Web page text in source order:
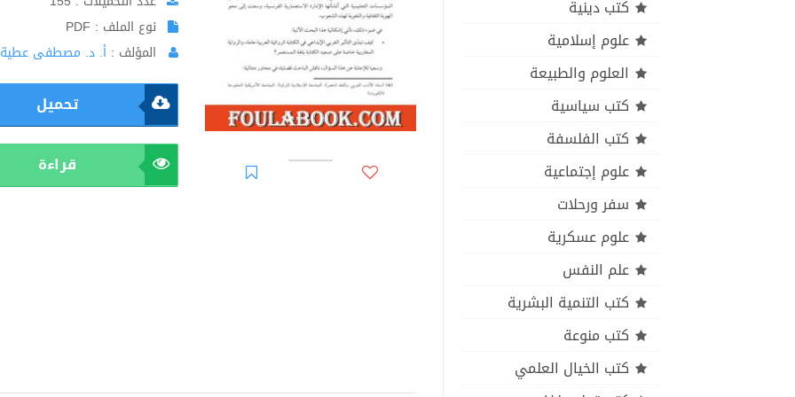
كتب دينية
علوم إسلامية
العلوم والطبيعة
كتب سياسية
كتب الفلسفة
علوم إجتماعية
سفر ورحلات
علوم عسكرية
علم النفس
كتب التنمية البشرية
كتب منوعة
كتب الخيال العلمي
نوع الملف : PDF
المؤلف : أ. د. مصطفى
تحميل
قراءة